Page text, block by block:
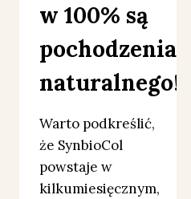
w 100% są
pochodzenia
naturalnego!
Warto podkreślić,
że SynbioCol
powstaje w
kilkumiesięcznym,